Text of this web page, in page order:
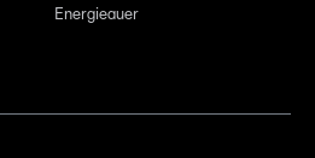
Energieauer